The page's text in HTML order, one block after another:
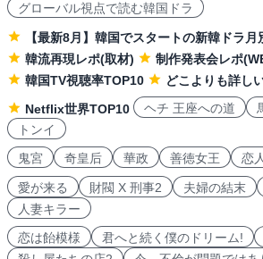
グローバル視点で読む韓国ドラ
【最新8月】韓国でスタートの新韓ドラ月
韓流再現レポ(取材)
制作発表会レポ
韓国TV視聴率TOP10
どこよりも詳し
Netflix世界TOP10
ヘチ 王座への道
トンイ
鬼宮
奇皇后 華政 善徳女王 恋人
愛が来る 財閥 X 刑事2 夫婦の結末
人妻キラー
恋は飴模様
君へと続く僕のドリーム!